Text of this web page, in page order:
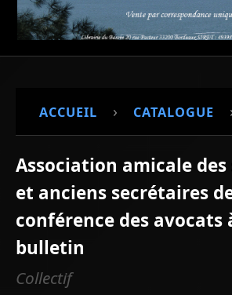
ACCUEIL › CATALOGUE
Association amicale
et anciens secrétaires
conférence des avocats
bulletin
Collectif